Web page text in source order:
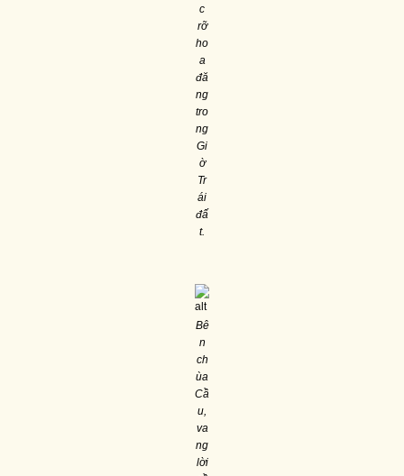
c
rỡ
ho
a
đă
ng
tro
ng
Gi
ờ
Tr
ái
đấ
t.
Bê
n
ch
ùa
Cầ
u,
va
ng
lời